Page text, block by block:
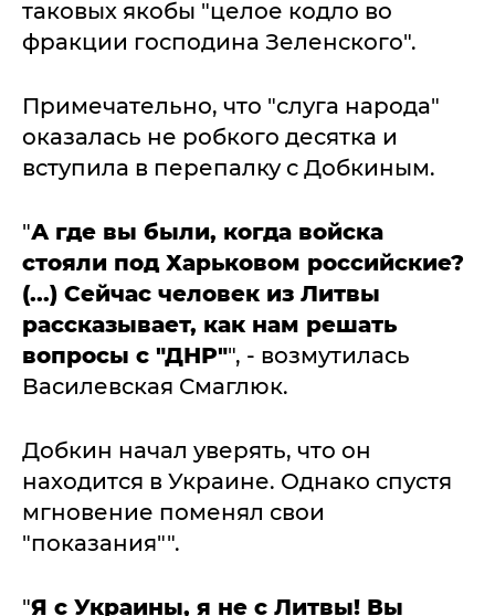
таковых якобы "целое кодло во
фракции господина Зеленского".
Примечательно, что "слуга народа"
оказалась не робкого десятка и
вступила в перепалку с Добкиным.
"А где вы были, когда войска
стояли под Харьковом российские?
(...) Сейчас человек из Литвы
рассказывает, как нам решать
вопросы с "ДНР"", - возмутилась
Василевская Смаглюк.
Добкин начал уверять, что он
находится в Украине. Однако спустя
мгновение поменял свои
"показания"".
"Я с Украины, я не с Литвы! Вы